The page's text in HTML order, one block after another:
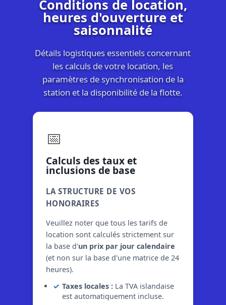
Conditions de location,
heures d'ouverture et
saisonnalité
Détails logistiques essentiels concernant
les calculs de votre location, les
paramètres de synchronisation de la
station et la disponibilité de la flotte.
📅
Calculs des taux et
inclusions de base
LA STRUCTURE DE VOS
HONORAIRES
Veuillez noter que tous les tarifs de
location sont calculés strictement sur
la base d'un prix par jour calendaire
(et non sur la base d'une matrice de 24
heures).
Taxes locales :La TVA islandaise
est automatiquement incluse.